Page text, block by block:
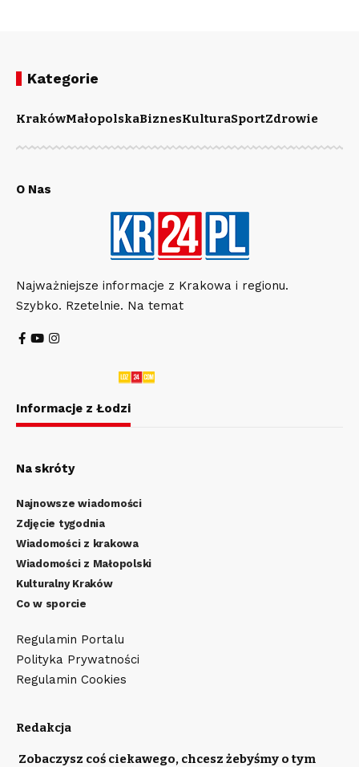
Kategorie
KrakówMałopolskaBiznesKulturaSportZdrowie
O Nas
Najważniejsze informacje z Krakowa i regionu.
Szybko. Rzetelnie. Na temat
Informacje z Łodzi
Na skróty
Najnowsze wiadomości
Zdjęcie tygodnia
Wiadomości z krakowa
Wiadomości z Małopolski
Kulturalny Kraków
Co w sporcie
Regulamin Portalu
Polityka Prywatności
Regulamin Cookies
Redakcja
Zobaczysz coś ciekawego, chcesz żebyśmy o tym